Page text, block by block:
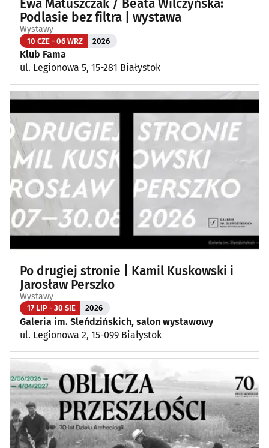
Ewa Matuszczak / Beata Wilczyńska:
Podlasie bez filtra | wystawa
Wystawy
10 CZE - 06 WRZ 2026
Klub Fama
ul. Legionowa 5, 15-281 Białystok
Po drugiej stronie | Kamil Kuskowski i
Jarosław Perszko
Wystawy
17 LIP - 30 SIE 2026
Galeria im. Sleńdzińskich, salon wystawowy
ul. Legionowa 2, 15-099 Białystok